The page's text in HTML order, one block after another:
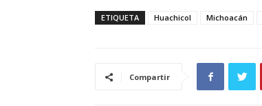
ETIQUETA Huachicol Michoacán
Compartir